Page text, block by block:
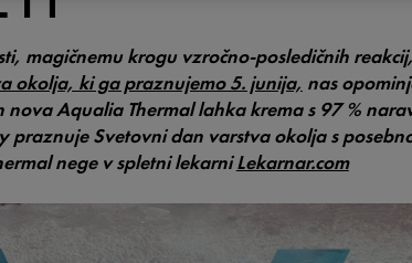
magičnemu krogu vzročno-posledičnih
okolja, ki ga praznujemo 5. junija, nas
Aqualia Thermal lahka krema s 97 %
praznuje Svetovni dan varstva okolja s
nege v spletni lekarniLekarnar.com